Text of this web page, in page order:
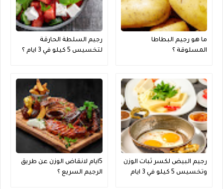
ما هو رجيم البطاطا
المسلوقة ؟
رجيم السلطة الحارقة
لتخسيس 5 كيلو في 3 ايام ؟
رجيم البيض لكسر ثبات الوزن
وتخسيس 5 كيلو في 3 ايام
5ايام لانقاض الوزن عن طريق
الرجيم السريع ؟